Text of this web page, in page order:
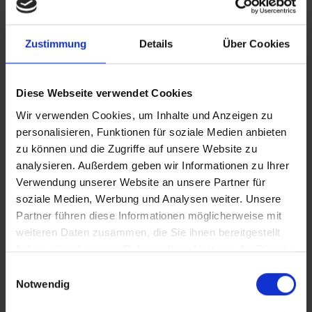
Zustimmung Details Über Cookies
Diese Webseite verwendet Cookies
Wir verwenden Cookies, um Inhalte und Anzeigen zu
personalisieren, Funktionen für soziale Medien anbieten
zu können und die Zugriffe auf unsere Website zu
analysieren. Außerdem geben wir Informationen zu Ihrer
Verwendung unserer Website an unsere Partner für
soziale Medien, Werbung und Analysen weiter. Unsere
Partner führen diese Informationen möglicherweise mit
weiteren Daten zusammen, die Sie ihnen bereitgestellt
haben oder die sie im Rahmen Ihrer Nutzung der Dienste
Weitere Informationen zur Datenverarbeitung stehen in
Notwendig
• Transformationsprozesse in Unternehmen &
Organisationen
• Achtsamkeit als Steuerungsinstrument in
Gedankenmanagement)
Wir sind in folgenden Bereichen geprüft & anerkannt:
• Mindfulness-Professionals für Achtsamkeit in
Unternehmen & Organisationen
• Experten für Mitarbeiter & Kundenzufriedenheit
• Akkreditiert für die Auditierung von Bildungssystemen
(EOQ Zürich)
• Akkreditiert für QM Maßnahmen (DGQ Frankfurt)